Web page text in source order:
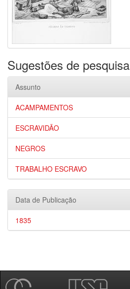
Sugestões de pesquisa
Assunto
ACAMPAMENTOS
ESCRAVIDÃO
NEGROS
TRABALHO ESCRAVO
Data de Publicação
1835